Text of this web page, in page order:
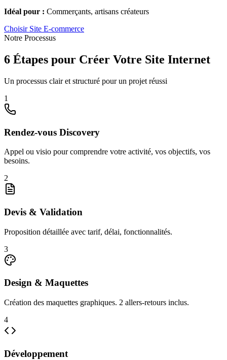
Idéal pour : Commerçants, artisans créateurs
Choisir Site E-commerce
Notre Processus
6 Étapes pour Créer Votre Site Internet
Un processus clair et structuré pour un projet réussi
1
Rendez-vous Discovery
Appel ou visio pour comprendre votre activité, vos objectifs, vos
besoins.
2
Devis & Validation
Proposition détaillée avec tarif, délai, fonctionnalités.
3
Design & Maquettes
Création des maquettes graphiques. 2 allers-retours inclus.
4
Développement